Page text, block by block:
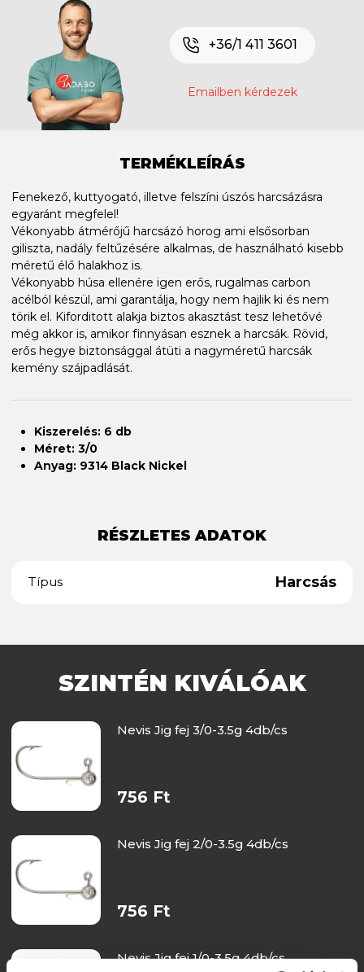
+36/1 411 3601
Emailben kérdezek
TERMÉKLEÍRÁS
Fenekező, kuttyogató, illetve felszíni úszós harcsázásra
egyaránt megfelel!
Vékonyabb átmérőjű harcsázó horog ami elsősorban
giliszta, nadály feltűzésére alkalmas, de használható kisebb
méretű élő halakhoz is.
Vékonyabb húsa ellenére igen erős, rugalmas carbon
acélból készül, ami garantálja, hogy nem hajlik ki és nem
törik el. Kiforditott alakja biztos akasztást tesz lehetővé
még akkor is, amikor finnyásan esznek a harcsák. Rövid,
erős hegye biztonsággal átüti a nagyméretű harcsák
kemény szájpadlását.
Kiszerelés: 6 db
Méret: 3/0
Anyag: 9314 Black Nickel
RÉSZLETES ADATOK
Típus Harcsás
SZINTÉN KIVÁLÓAK
Nevis Jig fej 3/0-3.5g 4db/cs
756 Ft
Nevis Jig fej 2/0-3.5g 4db/cs
756 Ft
Nevis Jig fej 1/0-3.5g 4db/cs